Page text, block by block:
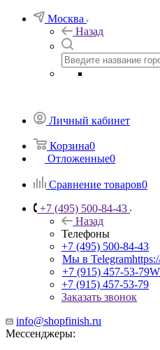
Москва
Назад
Личный кабинет
Корзина0
Отложенные0
Сравнение товаров0
+7 (495) 500-84-43
Назад
Телефоны
+7 (495) 500-84-43
Мы в Telegram
+7 (915) 457-53-79
+7 (915) 457-53-79
Заказать звонок
info@shopfinish.ru
Мессенджеры: